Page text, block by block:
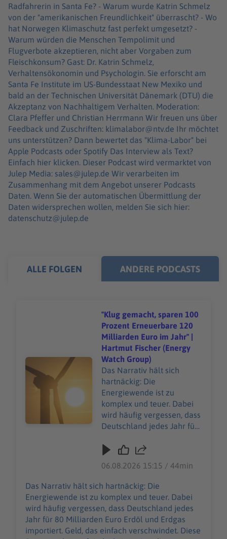
Radfahrerin in Santa Fe? - Warum wurde Katrin Schmelz
von der "amerikanischen Freundlichkeit" überrascht? - Wo
hat Norwegen Klimaschutz fast perfekt umgesetzt? -
Warum würden die Menschen Tempolimit und
Flugverbote akzeptieren, nicht aber Vorgaben zum
Fleischkonsum? Gast: Dr. Katrin Schmelz,
Verhaltensökonomin und Psychologin. Sie erforscht am
Santa Fe Institute im US-Bundesstaat New Mexiko und
bald an der Technischen Universität Dänemark (DTU) die
Akzeptanz von Nachhaltigem Verhalten. Moderation:
Clara Pfeffer und Christian Herrmann Wir freuen uns über
Feedback und Zuschriften: klimalabor@ntv.de Ihr möchtet
uns unterstützen? Dann bewertet das "Klima-Labor" bei
Apple Podcasts oder Spotify Das Interview als Text?
Einfach hier klicken. Dieser Podcast wird vermarktet von
Julep Media: sales@julep.de Wir verarbeiten im
Zusammenhang mit dem Angebot unserer Podcasts
Daten. Wenn Sie der automatischen Übermittlung der
Daten widersprechen wollen, melden Sie sich hier:
datenschutz@julep.de
ALLE FOLGEN ANDERE PODCASTS
Audiotitel - "Klug gemacht, sparen 100 Prozent
"Klug gemacht, sparen 100
Prozent Erneuerbare 120
Milliarden Euro im Jahr" |
Hartmut Fischer (Energy
Watch Group)
Das Narrativ hält sich
hartnäckig: Die
Energiewende ist zu
komplex und teuer. Dabei
wird häufig vergessen, dass
Deutschland jedes Jahr für
und Erdgas importiert. Geld,
Diese Summe schrumpft
jedoch, je weiter die
Energiewende
voranschreitet. Jedes
zusätzliche E-Auto und jede
zusätzliche Wärmepumpe
06.08.2026 15:15 / 44min
Das Narrativ hält sich hartnäckig: Die
Energiewende ist zu komplex und teuer. Dabei
wird häufig vergessen, dass Deutschland jedes
Jahr für 80 Milliarden Euro Erdöl und Erdgas
importiert. Geld, das einfach verschwindet. Diese